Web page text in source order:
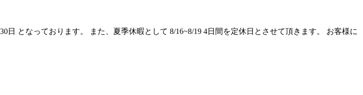
日 となっております。 また、夏季休暇として 8/16~8/19 4日間を定休日とさせて頂きます。 お客様に